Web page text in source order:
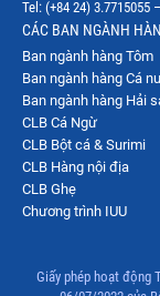
Tel: (+84 24) 3.7715055
CÁC BAN NGÀNH
Ban ngành hàng Tôm
Ban ngành hàng Cá
Ban ngành hàng Hải
CLB Cá Ngừ
CLB Bột cá & Surimi
CLB Hàng nội địa
CLB Ghẹ
Chương trình IUU
Giấy phép hoạt động